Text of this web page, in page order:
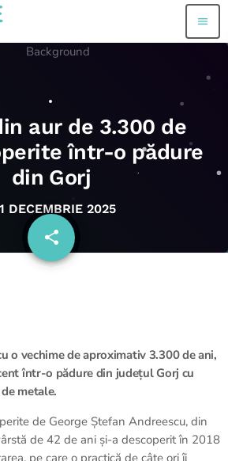
menu
aur de 3.300 de
într-o pădure
din Gorj
DECEMBRIE 2025
share
email
o vechime de aproximativ 3.300 de ani,
într-o pădure din județul Gorj cu
metale.
de George Ștefan Andreescu, din
de 42 de ani și-a descoperit în 2018